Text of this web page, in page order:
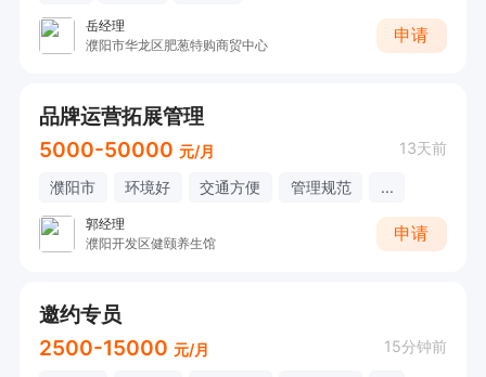
岳经理
濮阳市华龙区肥葱特购商贸中心
申请
品牌运营拓展管理
5000-50000 元/月 13天前
濮阳市 环境好 交通方便 管理规范 ...
郭经理
濮阳开发区健颐养生馆
申请
邀约专员
2500-15000 元/月 15分钟前